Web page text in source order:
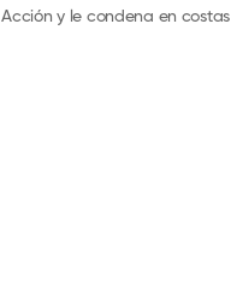
Acción y le condena en costas